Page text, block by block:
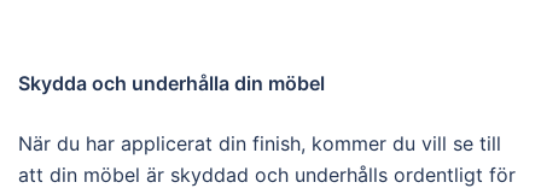
Skydda och underhålla din möbel
När du har applicerat din finish, kommer du vill se till
att din möbel är skyddad och underhålls ordentligt för